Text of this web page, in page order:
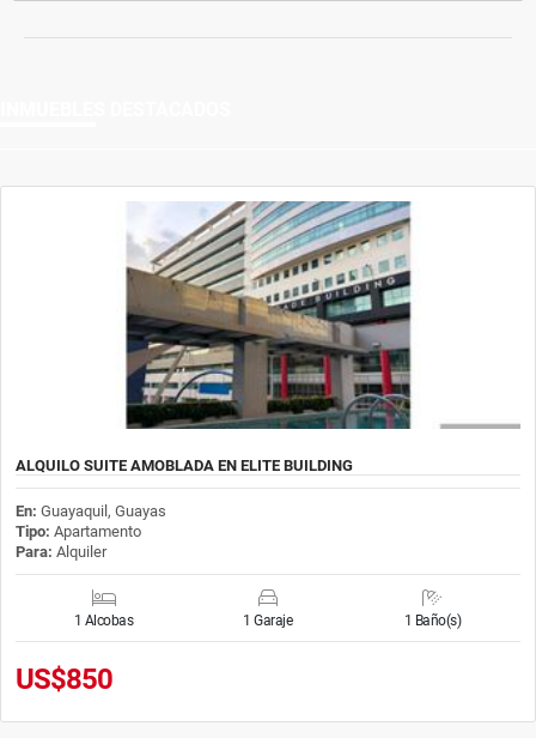
ALQUILO SUITE AMOBLADA EN ELITE BUILDING
En: Guayaquil, Guayas
Tipo: Apartamento
Para: Alquiler
1 Alcobas 1 Garaje 1 Baño(s)
US$850